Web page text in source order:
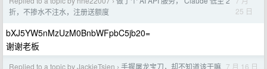
折，不掺水不注水，注册送额度
25 日
bXJ5YW5nMzUzM0BnbWFpbC5jb20=
谢谢老板
Replied to a topic by JackieTsien › 手握屠龙宝刀，却不知道该干嘛 7 月 16 日